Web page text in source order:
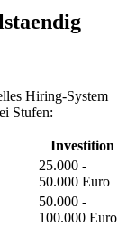
Hiring-System
Stufen:
Investition
25.000 -
50.000 Euro
50.000 -
100.000 Euro